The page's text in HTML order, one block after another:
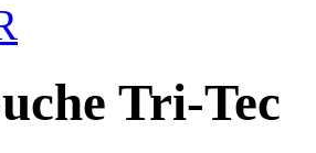
Tri-Tec